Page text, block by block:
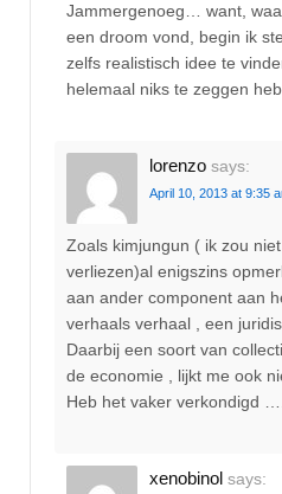
Jammergenoeg… want,
een droom vond, begin ik
zelfs realistisch idee te
helemaal niks te zeggen
lorenzo says:
April 10, 2013 at 9:35
Zoals kimjungun ( ik zou
verliezen)al enigszins
aan ander component aan
verhaals verhaal , een
Daarbij een soort van
de economie , lijkt me ook
Heb het vaker verkondigd …..
xenobinol says: